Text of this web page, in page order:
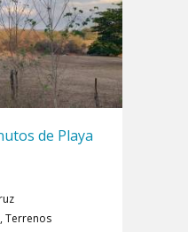
de Playa
Terrenos